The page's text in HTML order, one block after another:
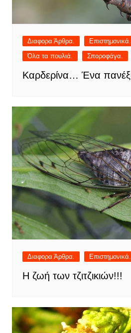
Διαφορα Άρθρα. Επιστημονικά.
Όλα τα πουλιά.
Σποροφάγα.
Καρδερίνα… Ένα
Διαφορα Άρθρα. Επιστημονικά.
Η ζωή των τζιτζικιών!!!